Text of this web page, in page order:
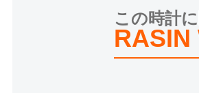
この時計
RASIN